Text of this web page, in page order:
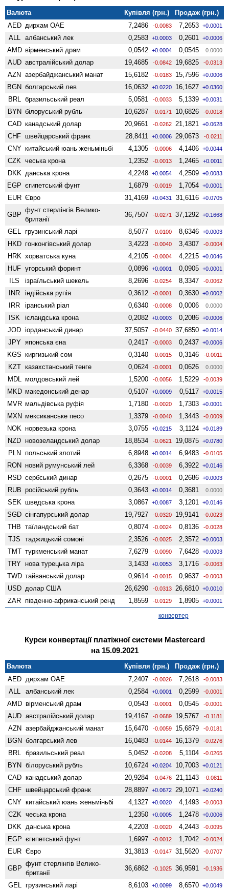
Валюта Купівля (грн.)
Продаж (грн.)
AED дирхам ОАЕ 7,2486 -0.0083 7,2653 +0.0001
ALL албанський лек 0,2583 +0.0003 0,2601 +0.0006
AMD вiрменський драм 0,0542 +0.0004 0,0545 0.0000
AUD австралійський долар 19,4685 -0.0842 19,6825 -0.0313
AZN азербайджанський манат 15,6182 -0.0183 15,7596 +0.0006
BGN болгарський лев 16,0632 +0.0220 16,1627 +0.0360
BRL бразильський реал 5,0581 -0.0033 5,1339 +0.0031
BYN білоруський рубль 10,6287 -0.0171 10,6826 -0.0018
CAD канадський долар 20,9661 -0.0262 21,1821 +0.0628
CHF швейцарський франк 28,8411 +0.0006 29,0673 -0.0211
CNY китайський юань женьмiньбi 4,1305 -0.0006 4,1406 +0.0044
CZK чеська крона 1,2352 -0.0013 1,2465 +0.0011
DKK данська крона 4,2248 +0.0054 4,2509 +0.0083
EGP єгипетський фунт 1,6879 -0.0019 1,7054 +0.0001
EUR Євро 31,4169 +0.0431 31,6116 +0.0705
GBP
фунт стерлінгів Велико­
британії
36,7507 -0.0271 37,1292 +0.1668
GEL грузинський ларі 8,5077 -0.0100 8,6346 +0.0003
HKD гонконгівський долар 3,4223 -0.0040 3,4307 -0.0004
HRK хорватська куна 4,2105 -0.0004 4,2215 +0.0046
HUF угорський форинт 0,0896 +0.0001 0,0905 +0.0001
ILS ізраїльський шекель 8,2696 -0.0254 8,3347 -0.0062
INR індійська рупія 0,3612 -0.0001 0,3630 +0.0002
IRR іранський ріал 0,6340 -0.0008 0,0006 0.0000
ISK ісландська крона 0,2082 +0.0003 0,2086 +0.0006
JOD іорданський динар 37,5057 -0.0440 37,6850 +0.0014
JPY японська єна 0,2417 -0.0003 0,2437 +0.0006
KGS киргизький сом 0,3140 -0.0015 0,3146 -0.0011
KZT казахстанський тенге 0,0624 -0.0001 0,0626 0.0000
MDL молдовський лей 1,5200 -0.0056 1,5229 -0.0039
MKD македонський денар 0,5107 +0.0009 0,5117 +0.0015
MVR мальдівська руфія 1,7180 -0.0020 1,7303 +0.0001
MXN мексиканське песо 1,3379 -0.0040 1,3443 -0.0009
NOK норвезька крона 3,0755 +0.0215 3,1124 +0.0189
NZD ново­зеландський долар 18,8534 -0.0621 19,0875 +0.0780
PLN польський злотий 6,8948 +0.0014 6,9483 -0.0105
RON новий румунський лей 6,3368 -0.0039 6,3922 +0.0146
RSD сербський динар 0,2675 -0.0001 0,2686 +0.0003
RUB російський рубль 0,3643 +0.0014 0,3681 0.0000
SEK шведська крона 3,0867 +0.0087 3,1201 +0.0146
SGD сінгапурський долар 19,7927 -0.0320 19,9141 -0.0023
THB таїландський бат 0,8074 -0.0024 0,8136 -0.0028
TJS таджицький сомоні 2,3526 -0.0025 2,3572 +0.0003
TMT туркменський манат 7,6279 -0.0090 7,6428 +0.0003
TRY нова турецька ліра 3,1433 +0.0053 3,1716 -0.0063
TWD тайванський долар 0,9614 -0.0015 0,9637 -0.0003
USD долар США 26,6290 -0.0313 26,6810 +0.0010
ZAR південно-африканський ренд 1,8559 -0.0129 1,8905 +0.0001
конвертер
Курси конвертації платіжної системи Mastercard
на 15.09.2021
Валюта Купівля (грн.)
Продаж (грн.)
AED дирхам ОАЕ 7,2407 -0.0026 7,2618 -0.0083
ALL албанський лек 0,2584 +0.0001 0,2599 -0.0001
AMD вiрменський драм 0,0543 -0.0001 0,0545 -0.0001
AUD австралійський долар 19,4167 -0.0689 19,5767 -0.1181
AZN азербайджанський манат 15,6470 -0.0059 15,6879 -0.0181
BGN болгарський лев 16,0483 -0.0144 16,1379 -0.0276
BRL бразильський реал 5,0452 -0.0208 5,1104 -0.0265
BYN білоруський рубль 10,6724 +0.0204 10,7003 +0.0121
CAD канадський долар 20,9284 -0.0476 21,1143 -0.0811
CHF швейцарський франк 28,8897 +0.0672 29,1071 +0.0240
CNY китайський юань женьмiньбi 4,1327 +0.0020 4,1493 -0.0003
CZK чеська крона 1,2350 +0.0005 1,2478 +0.0006
DKK данська крона 4,2203 -0.0020 4,2443 -0.0095
EGP єгипетський фунт 1,6997 -0.0012 1,7042 -0.0024
EUR Євро 31,3813 -0.0147 31,5620 -0.0707
GBP
фунт стерлінгів Велико­
британії
36,6862 -0.1025 36,9591 -0.1936
GEL грузинський ларі 8,6103 +0.0099 8,6570 +0.0049